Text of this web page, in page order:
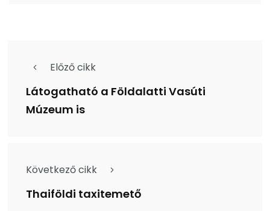
Előző cikk
Látogatható a Földalatti Vasúti
Múzeum is
Következő cikk
Thaiföldi taxitemető